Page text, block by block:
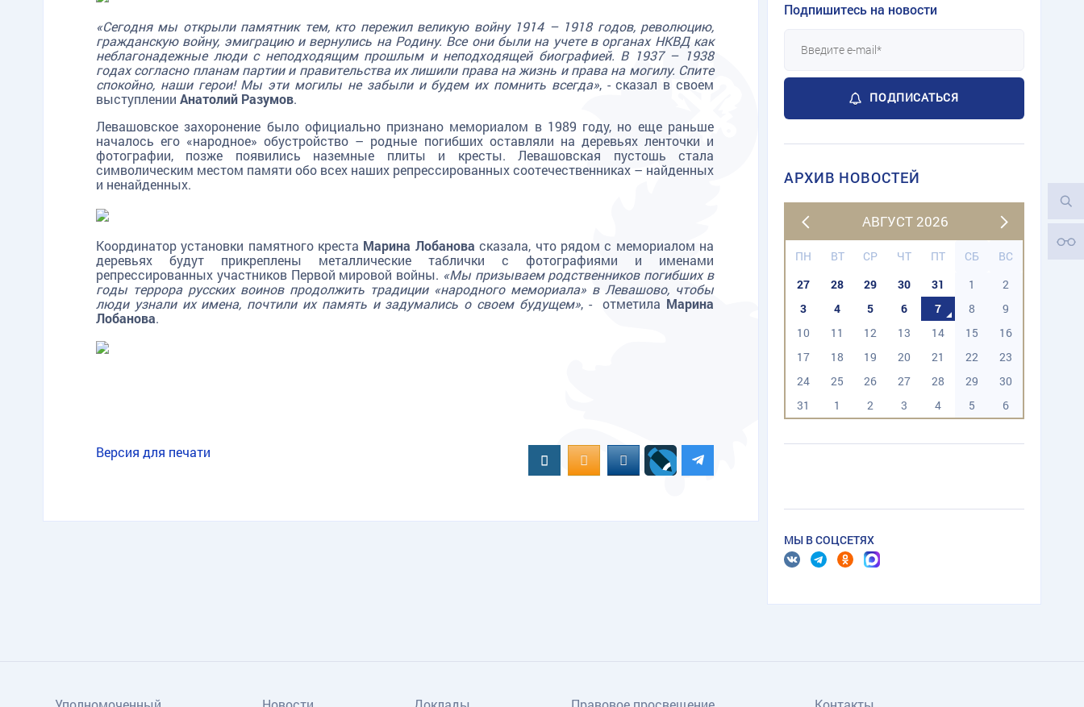
«Сегодня мы открыли памятник тем, кто пережил великую войну 1914 – 1918 годов, революцию,
гражданскую войну, эмиграцию и вернулись на Родину. Все они были на учете в органах НКВД как
неблагонадежные люди с неподходящим прошлым и неподходящей биографией. В 1937 – 1938
годах согласно планам партии и правительства их лишили права на жизнь и права на могилу. Спите
спокойно, наши герои! Мы эти могилы не забыли и будем их помнить всегда», - сказал в своем
выступлении Анатолий Разумов.
Левашовское захоронение было официально признано мемориалом в 1989 году, но еще раньше
началось его «народное» обустройство – родные погибших оставляли на деревьях ленточки и
фотографии, позже появились наземные плиты и кресты. Левашовская пустошь стала
символическим местом памяти обо всех наших репрессированных соотечественниках – найденных
и ненайденных.
Координатор установки памятного креста Марина Лобановасказала, что рядом с мемориалом на
деревьях будут прикреплены металлические таблички с фотографиями и именами
репрессированных участников Первой мировой войны. «Мы призываем родственников погибших в
годы террора русских воинов продолжить традиции «народного мемориала» в Левашово, чтобы
люди узнали их имена, почтили их память и задумались о своем будущем», - отметила Марина
Лобанова.
Версия для печати ВконтактеOK.RUMAIL.RU
Подпишитесь на новости
ПОДПИСАТЬСЯ
АРХИВ НОВОСТЕЙ
АВГУСТ 2026
ПН ВТ СР ЧТ ПТ СБ
ВС
27
28 29 30 31 1
2
3
4 5 6 7 8
9
10
11 12 13 14 15
16
17
18 19 20 21 22
23
24
25 26 27 28 29
30
31
1 2 3 4 5 6
МЫ В СОЦСЕТЯХ